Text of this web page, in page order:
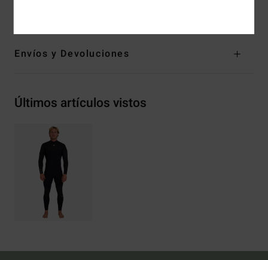
Envíos y Devoluciones
Últimos artículos vistos